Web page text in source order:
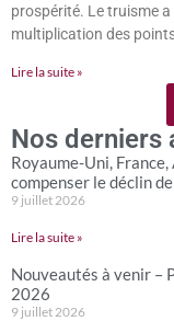
prospérité. Le truisme a
multiplication des
Lire la suite »
Nos derniers
Royaume-Uni,
compenser le déclin
9 juillet 2026
Lire la suite »
Nouveautés à venir –
2026
9 juillet 2026